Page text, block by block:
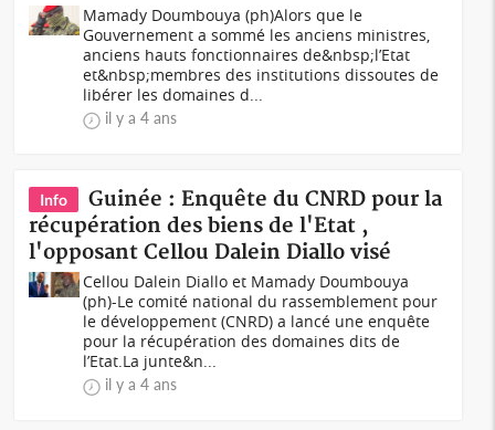
Mamady Doumbouya (ph)Alors que le
Gouvernement a sommé les anciens ministres,
anciens hauts fonctionnaires de&nbsp;l’Etat
et&nbsp;membres des institutions dissoutes de
libérer les domaines d...
il y a 4 ans
Info
Guinée : Enquête du CNRD pour la
récupération des biens de l'Etat ,
l'opposant Cellou Dalein Diallo visé
Cellou Dalein Diallo et Mamady Doumbouya
(ph)-Le comité national du rassemblement pour
le développement (CNRD) a lancé une enquête
pour la récupération des domaines dits de
l’Etat.La junte&n...
il y a 4 ans